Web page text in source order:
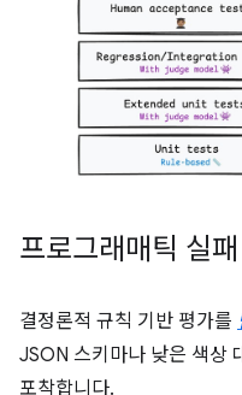
프로그래매틱 실
결정론적 규칙 기반 평가를
JSON 스키마나 낮은 색상
포착합니다.